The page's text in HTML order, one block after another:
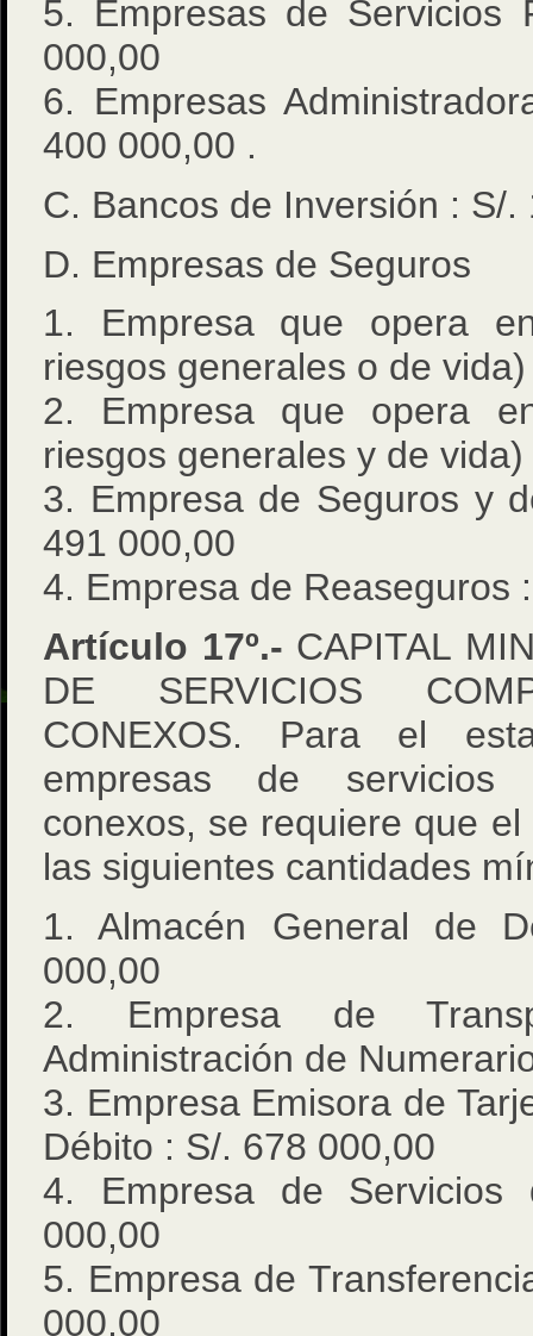
5. Empresas de Servicios
000,00
6. Empresas
400 000,00 .
C. Bancos de Inversión : S/.
D. Empresas de Seguros
1. Empresa que opera
riesgos generales o de
2. Empresa que opera
riesgos generales y de
3. Empresa de Seguros y
491 000,00
4. Empresa de Reaseguros
Artículo 17º.- CAPITAL
DE SERVICIOS
CONEXOS. Para el
empresas de servicios
conexos, se requiere que
las siguientes cantidades
1. Almacén General de
000,00
2. Empresa de
Administración de
3. Empresa Emisora de
Débito : S/. 678 000,00
4. Empresa de
000,00
5. Empresa de
000,00